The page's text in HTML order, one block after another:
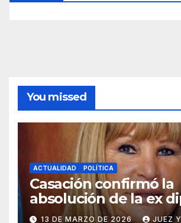
You missed
ACTUALIDAD POLÍTICA
Casación confirmó la
absolución de la ex
Aída Ayala en una
13 DE MARZO DE 2026 JUEZ